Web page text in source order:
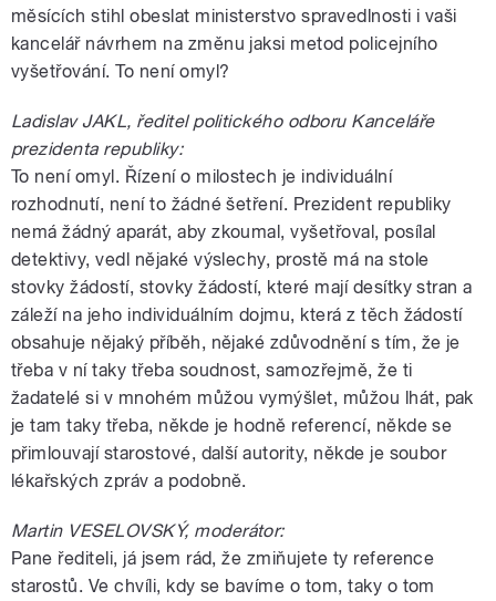
měsících stihl obeslat ministerstvo spravedlnosti i vaši
kancelář návrhem na změnu jaksi metod policejního
vyšetřování. To není omyl?
Ladislav JAKL, ředitel politického odboru Kanceláře
prezidenta republiky:
To není omyl. Řízení o milostech je individuální
rozhodnutí, není to žádné šetření. Prezident republiky
nemá žádný aparát, aby zkoumal, vyšetřoval, posílal
detektivy, vedl nějaké výslechy, prostě má na stole
stovky žádostí, stovky žádostí, které mají desítky stran a
záleží na jeho individuálním dojmu, která z těch žádostí
obsahuje nějaký příběh, nějaké zdůvodnění s tím, že je
třeba v ní taky třeba soudnost, samozřejmě, že ti
žadatelé si v mnohém můžou vymýšlet, můžou lhát, pak
je tam taky třeba, někde je hodně referencí, někde se
přimlouvají starostové, další autority, někde je soubor
lékařských zpráv a podobně.
Martin VESELOVSKÝ, moderátor:
Pane řediteli, já jsem rád, že zmiňujete ty reference
starostů. Ve chvíli, kdy se bavíme o tom, taky o tom